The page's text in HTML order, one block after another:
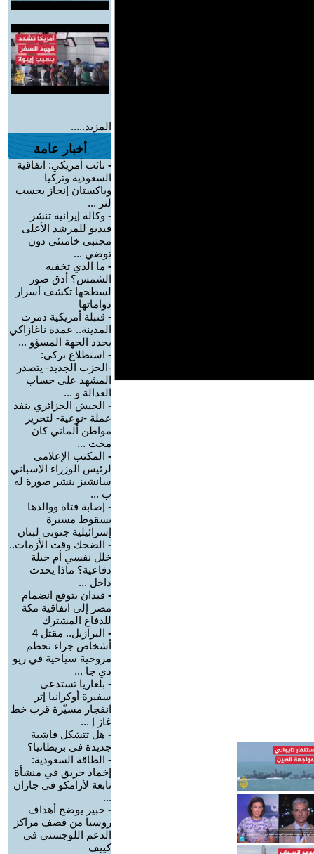
المزيد.....
أخبار عامة
- نائب أمريكي: اتفاقية
السعودية وتركيا
وباكستان إنجاز يحسب
لتر ...
- وكالة إيرانية تنشر
فيديو للمرشد الأعلى
مجتبى خامنئي دون
توضي ...
- ما الذي تخفيه
الشمس؟ أدق صور
لسطحها تكشف أسرار
دواماتها
- قنبلة أمريكية دمرت
المدينة.. عمدة ناغازاكي
يحدد الجهة المسؤو ...
- استطلاع تركي:
-الحزب الجديد- يتصدر
المشهد على حساب
العدالة و ...
- الجيش الجزائري ينفذ
عملة -نوعية- لتحرير
مواطن ألماني كان
مخت ...
- المكتب الإعلامي
لرئيس الوزراء الإسباني
سانشيز ينشر صورة له
ب ...
- إصابة فتاة ووالدها
بسقوط مسيرة
إسرائيلية جنوبي لبنان
- الضحك وقت الأزمات..
خلل نفسي أم حيلة
دفاعية؟ ماذا يحدث
داخل ...
- فيدان يتوقع انضمام
مصر إلى اتفاقية مكة
للدفاع المشترك
-
البرازيل.. مقتل 4
أشخاص جراء تحطم
مروحية سياحية في ريو
دي جا ...
- بلغاريا تستدعي
سفيرة أوكرانيا إثر
انفجار مسيّرة قرب خط
غاز إ ...
- هل تتشكل فاشية
جديدة في بريطانيا؟
- الطاقة السعودية:
إخماد حريق في منشأة
تابعة لأرامكو في جازان
...
- خبير يوضح أهداف
روسيا من قصف مراكز
الدعم اللوجستي في
كييف